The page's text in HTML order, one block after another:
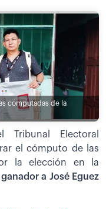
computadas de la
Electoral
el cómputo de las
la elección en la
a José Eguez